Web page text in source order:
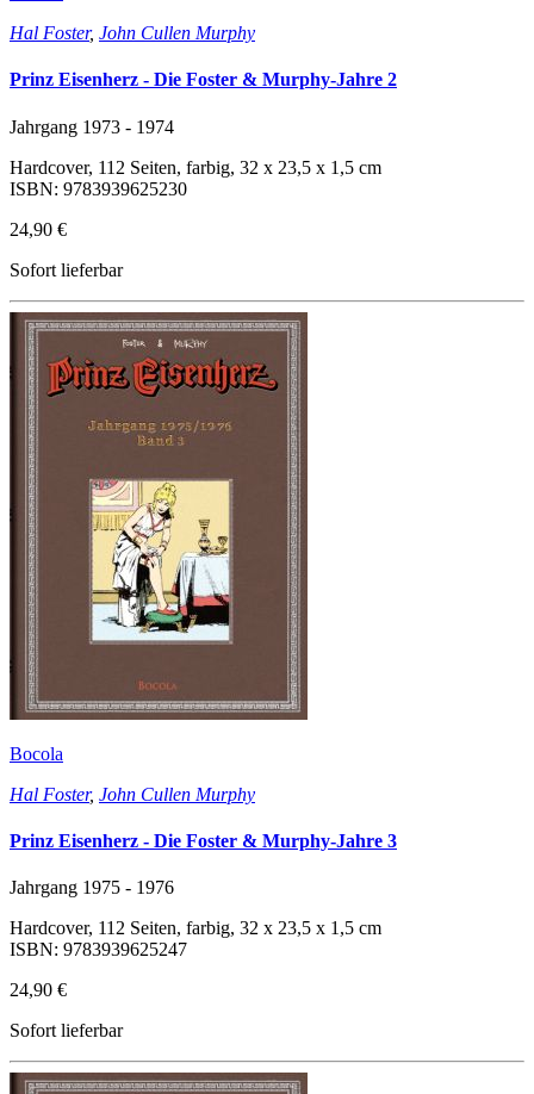
Hal Foster, John Cullen Murphy
Prinz Eisenherz - Die Foster & Murphy-Jahre 2
Jahrgang 1973 - 1974
Hardcover, 112 Seiten, farbig, 32 x 23,5 x 1,5 cm
ISBN: 9783939625230
24,90 €
Sofort lieferbar
Bocola
Hal Foster, John Cullen Murphy
Prinz Eisenherz - Die Foster & Murphy-Jahre 3
Jahrgang 1975 - 1976
Hardcover, 112 Seiten, farbig, 32 x 23,5 x 1,5 cm
ISBN: 9783939625247
24,90 €
Sofort lieferbar